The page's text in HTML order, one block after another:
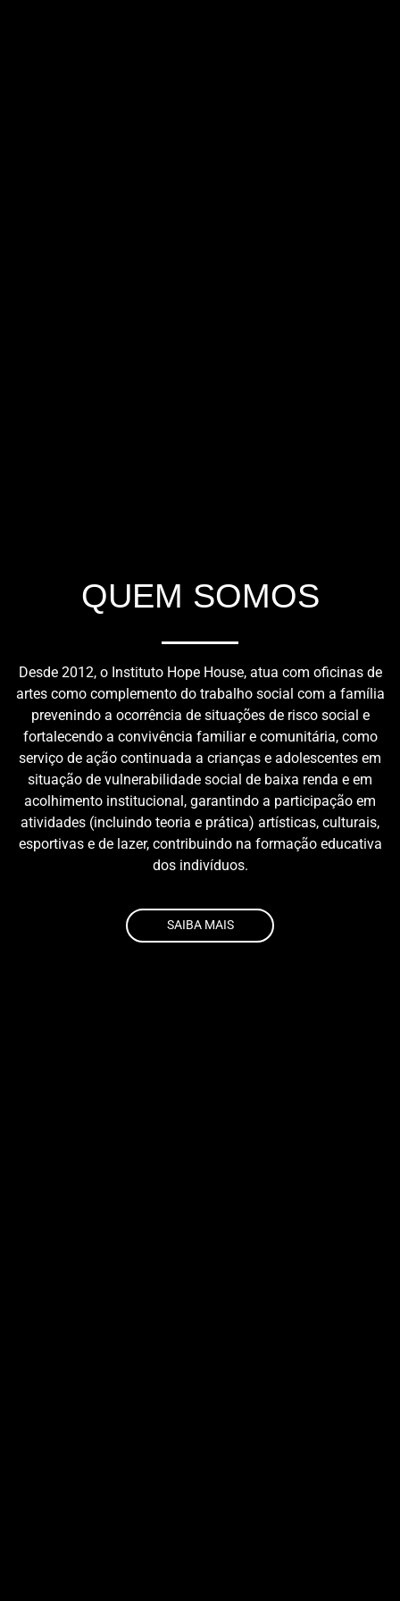
QUEM SOMOS
Desde 2012, o Instituto Hope House, atua com oficinas de
artes como complemento do trabalho social com a família
prevenindo a ocorrência de situações de risco social e
fortalecendo a convivência familiar e comunitária, como
serviço de ação continuada a crianças e adolescentes em
situação de vulnerabilidade social de baixa renda e em
acolhimento institucional, garantindo a participação em
atividades (incluindo teoria e prática) artísticas, culturais,
esportivas e de lazer, contribuindo na formação educativa
dos indivíduos.
SAIBA MAIS